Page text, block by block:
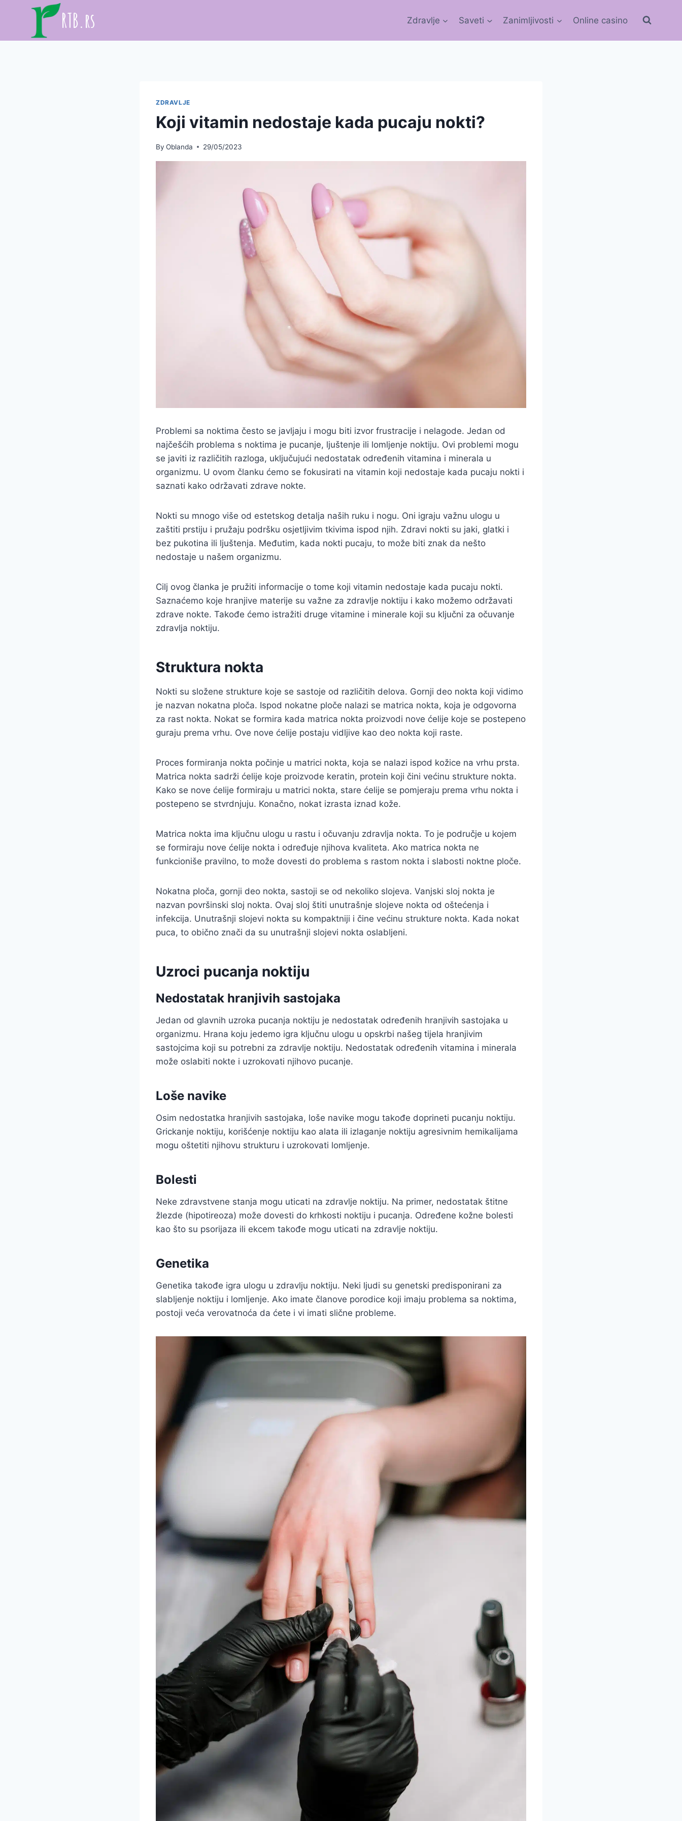
RTB.rs Zdravlje Saveti Zanimljivosti Online casino
ZDRAVLJE
Koji vitamin nedostaje kada pucaju nokti?
By Oblanda 29/05/2023
Problemi sa noktima često se javljaju i mogu biti izvor frustracije i nelagode. Jedan od
najčešćih problema s noktima je pucanje, ljuštenje ili lomljenje noktiju. Ovi problemi mogu
se javiti iz različitih razloga, uključujući nedostatak određenih vitamina i minerala u
organizmu. U ovom članku ćemo se fokusirati na vitamin koji nedostaje kada pucaju nokti i
saznati kako održavati zdrave nokte.
Nokti su mnogo više od estetskog detalja naših ruku i nogu. Oni igraju važnu ulogu u
zaštiti prstiju i pružaju podršku osjetljivim tkivima ispod njih. Zdravi nokti su jaki, glatki i
bez pukotina ili ljuštenja. Međutim, kada nokti pucaju, to može biti znak da nešto
nedostaje u našem organizmu.
Cilj ovog članka je pružiti informacije o tome koji vitamin nedostaje kada pucaju nokti.
Saznaćemo koje hranjive materije su važne za zdravlje noktiju i kako možemo održavati
zdrave nokte. Takođe ćemo istražiti druge vitamine i minerale koji su ključni za očuvanje
zdravlja noktiju.
Struktura nokta
Nokti su složene strukture koje se sastoje od različitih delova. Gornji deo nokta koji vidimo
je nazvan nokatna ploča. Ispod nokatne ploče nalazi se matrica nokta, koja je odgovorna
za rast nokta. Nokat se formira kada matrica nokta proizvodi nove ćelije koje se postepeno
guraju prema vrhu. Ove nove ćelije postaju vidljive kao deo nokta koji raste.
Proces formiranja nokta počinje u matrici nokta, koja se nalazi ispod kožice na vrhu prsta.
Matrica nokta sadrži ćelije koje proizvode keratin, protein koji čini većinu strukture nokta.
Kako se nove ćelije formiraju u matrici nokta, stare ćelije se pomjeraju prema vrhu nokta i
postepeno se stvrdnjuju. Konačno, nokat izrasta iznad kože.
Matrica nokta ima ključnu ulogu u rastu i očuvanju zdravlja nokta. To je područje u kojem
se formiraju nove ćelije nokta i određuje njihova kvaliteta. Ako matrica nokta ne
funkcioniše pravilno, to može dovesti do problema s rastom nokta i slabosti noktne ploče.
Nokatna ploča, gornji deo nokta, sastoji se od nekoliko slojeva. Vanjski sloj nokta je
nazvan površinski sloj nokta. Ovaj sloj štiti unutrašnje slojeve nokta od oštećenja i
infekcija. Unutrašnji slojevi nokta su kompaktniji i čine većinu strukture nokta. Kada nokat
puca, to obično znači da su unutrašnji slojevi nokta oslabljeni.
Uzroci pucanja noktiju
Nedostatak hranjivih sastojaka
Jedan od glavnih uzroka pucanja noktiju je nedostatak određenih hranjivih sastojaka u
organizmu. Hrana koju jedemo igra ključnu ulogu u opskrbi našeg tijela hranjivim
sastojcima koji su potrebni za zdravlje noktiju. Nedostatak određenih vitamina i minerala
može oslabiti nokte i uzrokovati njihovo pucanje.
Loše navike
Osim nedostatka hranjivih sastojaka, loše navike mogu takođe doprineti pucanju noktiju.
Grickanje noktiju, korišćenje noktiju kao alata ili izlaganje noktiju agresivnim hemikalijama
mogu oštetiti njihovu strukturu i uzrokovati lomljenje.
Bolesti
Neke zdravstvene stanja mogu uticati na zdravlje noktiju. Na primer, nedostatak štitne
žlezde (hipotireoza) može dovesti do krhkosti noktiju i pucanja. Određene kožne bolesti
kao što su psorijaza ili ekcem takođe mogu uticati na zdravlje noktiju.
Genetika
Genetika takođe igra ulogu u zdravlju noktiju. Neki ljudi su genetski predisponirani za
slabljenje noktiju i lomljenje. Ako imate članove porodice koji imaju problema sa noktima,
postoji veća verovatnoća da ćete i vi imati slične probleme.